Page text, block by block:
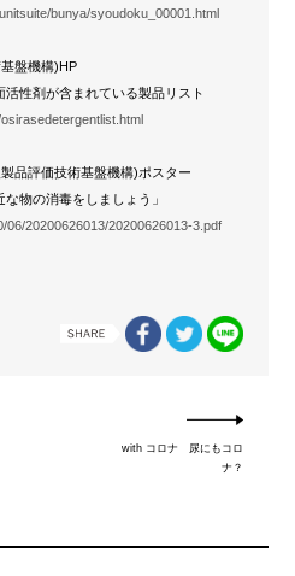
bunya/syoudoku_00001.html
盤機構)HP
性剤が含まれている製品リスト
品評価技術基盤機構)ポスター
物の消毒をしましょう」
06/20200626013/20200626013-3.pdf
with コロナ 尿にもコロ
ナ？